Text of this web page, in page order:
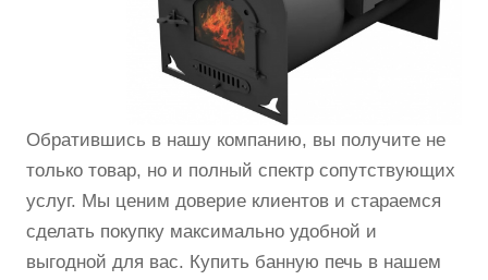
Обратившись в нашу компанию, вы получите не
только товар, но и полный спектр сопутствующих
услуг. Мы ценим доверие клиентов и стараемся
сделать покупку максимально удобной и
выгодной для вас. Купить банную печь в нашем